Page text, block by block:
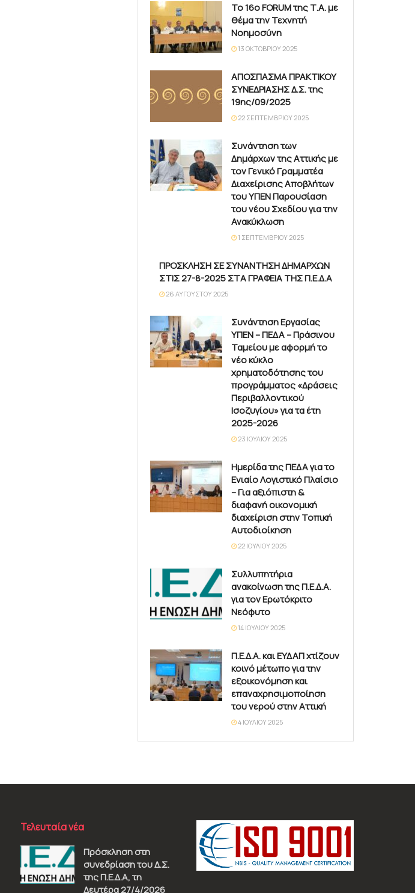
Το 16ο FORUM της Τ.Α. με
θέμα την Τεχνητή
Νοημοσύνη
13 ΟΚΤΩΒΡΊΟΥ 2025
ΑΠΟΣΠΑΣΜΑ ΠΡΑΚΤΙΚΟΥ
ΣΥΝΕΔΡΙΑΣΗΣ Δ.Σ. της
19ης/09/2025
22 ΣΕΠΤΕΜΒΡΊΟΥ 2025
Συνάντηση των
Δημάρχων της Αττικής με
τον Γενικό Γραμματέα
Διαχείρισης Αποβλήτων
του ΥΠΕΝ Παρουσίαση
του νέου Σχεδίου για την
Ανακύκλωση
1 ΣΕΠΤΕΜΒΡΊΟΥ 2025
ΠΡΟΣΚΛΗΣΗ ΣΕ ΣΥΝΑΝΤΗΣΗ ΔΗΜΑΡΧΩΝ
ΣΤΙΣ 27-8-2025 ΣΤΑ ΓΡΑΦΕΙΑ ΤΗΣ Π.Ε.Δ.Α
26 ΑΥΓΟΎΣΤΟΥ 2025
Συνάντηση Εργασίας
ΥΠΕΝ – ΠΕΔΑ – Πράσινου
Ταμείου με αφορμή το
νέο κύκλο
χρηματοδότησης του
προγράμματος «Δράσεις
Περιβαλλοντικού
Ισοζυγίου» για τα έτη
2025-2026
23 ΙΟΥΛΊΟΥ 2025
Ημερίδα της ΠΕΔΑ για το
Ενιαίο Λογιστικό Πλαίσιο
– Για αξιόπιστη &
διαφανή οικονομική
διαχείριση στην Τοπική
Αυτοδιοίκηση
22 ΙΟΥΛΊΟΥ 2025
Συλλυπητήρια
ανακοίνωση της Π.Ε.Δ.Α.
για τον Ερωτόκριτο
Νεόφυτο
14 ΙΟΥΛΊΟΥ 2025
Π.Ε.Δ.Α. και ΕΥΔΑΠ χτίζουν
κοινό μέτωπο για την
εξοικονόμηση και
επαναχρησιμοποίηση
του νερού στην Αττική
4 ΙΟΥΛΊΟΥ 2025
Τελευταία νέα
Πρόσκληση στη
συνεδρίαση του Δ.Σ.
της Π.Ε.Δ.Α, τη
Δευτέρα 27/4/2026